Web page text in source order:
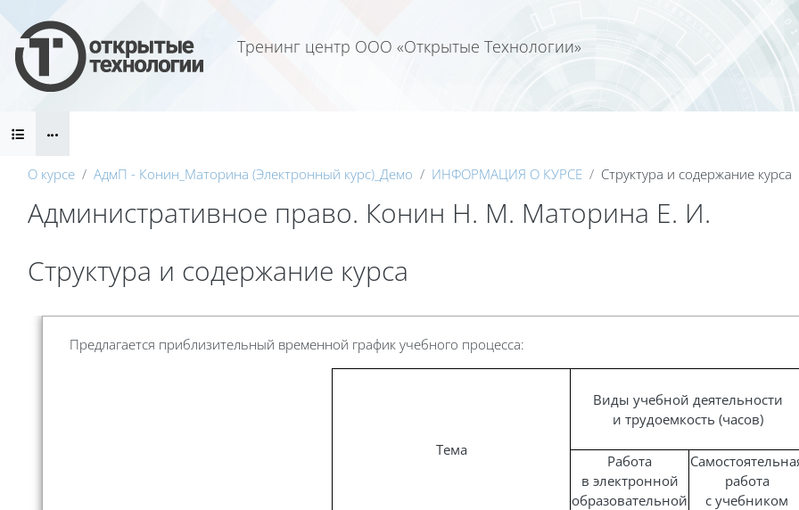
Тренинг центр ООО «Открытые Технологии»
Блоки
О курсе АдмП - Конин_Маторина (Электронный курс)_Демо ИНФОРМАЦИЯ О КУРСЕ Структура и содержание курса
Административное право. Конин Н. М. Маторина Е. И.
Блоки
Структура и содержание курса
Предлагается приблизительный временной график учебного процесса:
Тема
Виды учебной деятельности
и трудоемкость (часов)
Работа
в электронной
образовательной
работа
с учебником